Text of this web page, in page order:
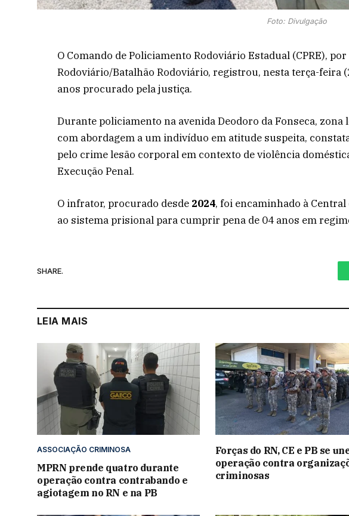
Foto: Divulgação
O Comando de Policiamento Rodoviário Estadual (CPRE),
Rodoviário/Batalhão Rodoviário, registrou, nesta terça-feira
anos procurado pela justiça.
Durante policiamento na avenida Deodoro da Fonseca, zona
com abordagem a um indivíduo em atitude suspeita,
pelo crime lesão corporal em contexto de violência
Execução Penal.
O infrator, procurado desde 2024, foi encaminhado à
ao sistema prisional para cumprir pena de 04 anos em
SHARE.
LEIA MAIS
ASSOCIAÇÃO CRIMINOSA
MPRN prende quatro durante
operação contra contrabando e
agiotagem no RN e na PB
Forças do RN, CE e PB se
operação contra
criminosas